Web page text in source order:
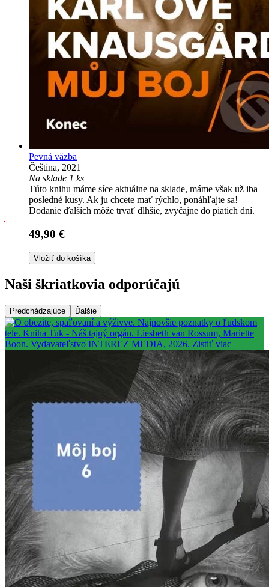
Pevná väzba
Čeština, 2021
Na sklade 1 ks
Túto knihu máme síce aktuálne na sklade, máme však už iba
posledné kusy. Ak ju chcete mať rýchlo, ponáhľajte sa!
Dodanie ďalších môže trvať dlhšie, zvyčajne do piatich dní.
49,90 €
Vložiť do košíka
Naši škriatkovia odporúčajú
Predchádzajúce Ďalšie